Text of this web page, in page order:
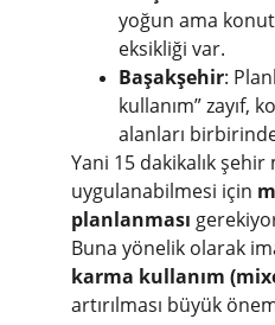
yoğun ama
eksikliği var.
Başakşehir:
kullanım” zayıf,
alanları
Yani 15 dakikalık
uygulanabilmesi için
planlanması
Buna yönelik olarak
karma kullanım
artırılması büyük